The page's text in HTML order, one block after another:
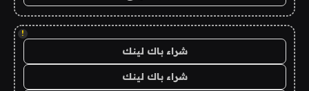
!
شراء باك لينك
شراء باك لينك